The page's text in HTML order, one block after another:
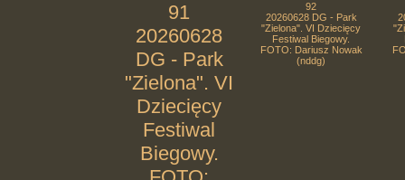
91
20260628
DG - Park
"Zielona". VI
Dziecięcy
Festiwal
Biegowy.
92
20260628 DG - Park
"Zielona". VI Dziecięcy
Festiwal Biegowy.
FOTO: Dariusz Nowak
(nddg)